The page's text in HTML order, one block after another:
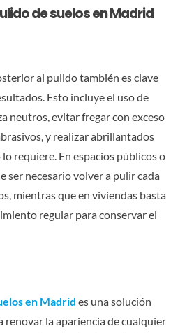
de suelos en Madrid
al pulido también es clave
Esto incluye el uso de
neutros, evitar fregar con exceso
y realizar abrillantados
requiere. En espacios públicos o
ser necesario volver a pulir cada
mientras que en viviendas basta
regular para conservar el
en Madrid es una solución
renovar la apariencia de cualquier